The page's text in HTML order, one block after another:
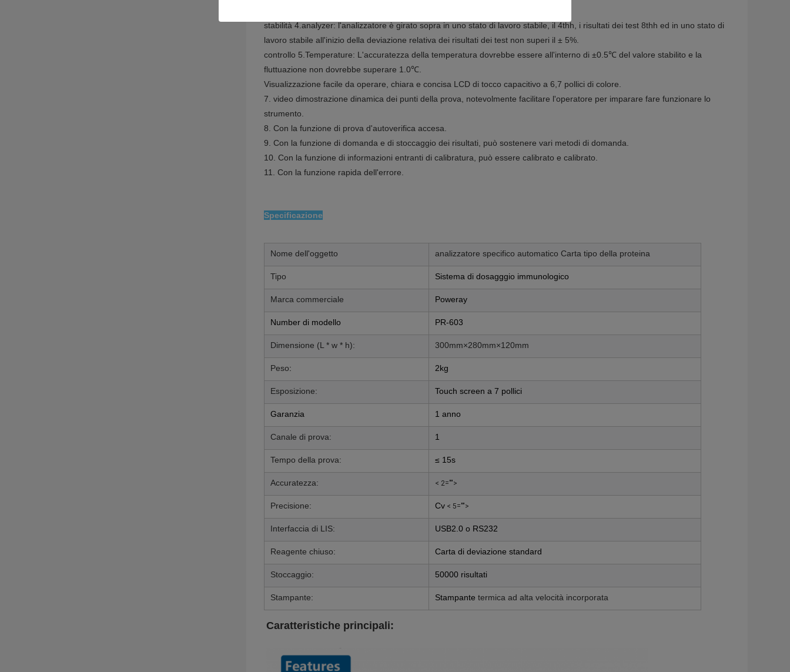
stabilità 4.analyzer: l'analizzatore è girato sopra in uno stato di lavoro stabile, il 4thh, i risultati dei test 8thh ed in uno stato di
lavoro stabile all'inizio della deviazione relativa dei risultati dei test non superi il ± 5%.
controllo 5.Temperature: L'accuratezza della temperatura dovrebbe essere all'interno di ±0.5℃ del valore stabilito e la
fluttuazione non dovrebbe superare 1.0℃.
Visualizzazione facile da operare, chiara e concisa LCD di tocco capacitivo a 6,7 pollici di colore.
7. video dimostrazione dinamica dei punti della prova, notevolmente facilitare l'operatore per imparare fare funzionare lo
strumento.
8. Con la funzione di prova d'autoverifica accesa.
9. Con la funzione di domanda e di stoccaggio dei risultati, può sostenere vari metodi di domanda.
10. Con la funzione di informazioni entranti di calibratura, può essere calibrato e calibrato.
11. Con la funzione rapida dell'errore.
Specificazione
Nome dell'oggetto analizzatore specifico automatico Carta tipo della proteina
Tipo Sistema di dosagggio immunologico
Marca commerciale Poweray
Number di modello PR-603
Dimensione (L * w * h): 300mm×280mm×120mm
Peso: 2kg
Esposizione: Touch screen a 7 pollici
Garanzia 1 anno
Canale di prova: 1
Tempo della prova: ≤ 15s
Accuratezza: < 2="">
Precisione: Cv < 5="">
Interfaccia di LIS: USB2.0 o RS232
Reagente chiuso: Carta di deviazione standard
Stoccaggio: 50000 risultati
Stampante: Stampante termica ad alta velocità incorporata
Caratteristiche principali: